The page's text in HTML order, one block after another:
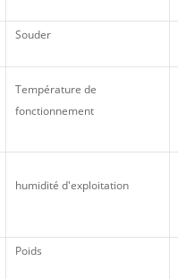
Souder
Température de
fonctionnement
humidité d'exploitation
Poids